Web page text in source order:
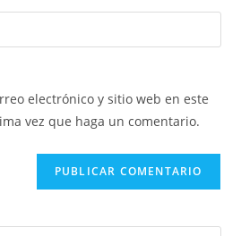
electrónico y sitio web en este
vez que haga un comentario.